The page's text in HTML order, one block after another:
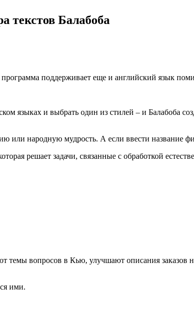
текстов Балабоба
поддерживает еще и английский язык
языках и выбрать один из стилей – и Балабоба
или народную мудрость. А если ввести название
решает задачи, связанные с обработкой
вопросов в Кью, улучшают описания заказов
ими.